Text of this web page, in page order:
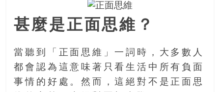
甚麼是正面思維？
當聽到「正面思維」一詞時，大多數人
都會認為這意味著只看生活中所有負面
事情的好處。然而，這絕對不是正面思